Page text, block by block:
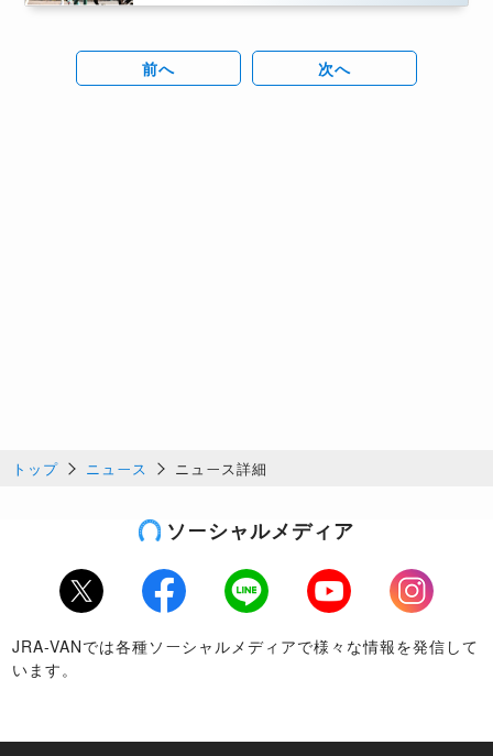
前へ 次へ
トップ ニュース ニュース詳細
ソーシャルメディア
Twitter Facebook LINE Youtube
Instagram
JRA-VANでは各種ソーシャルメディアで様々な情報を発信して
います。